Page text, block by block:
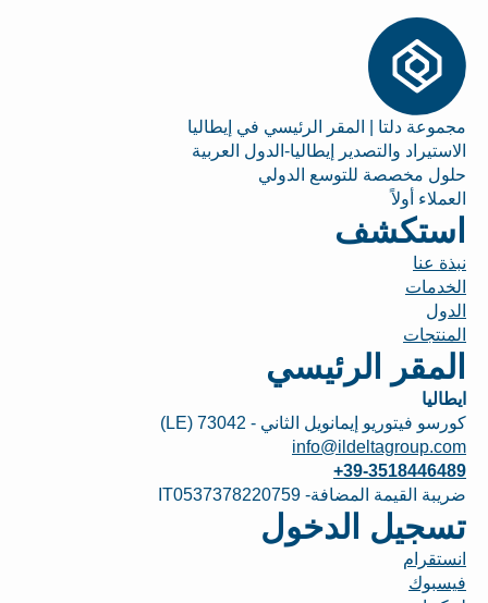
مجموعة دلتا | المقر الرئيسي في إيطاليا
الاستيراد والتصدير إيطاليا-الدول العربية
حلول مخصصة للتوسع الدولي
العملاء أولاً
استكشف
نبذة عنا
الخدمات
الدول
المنتجات
المقر الرئيسي
ايطاليا
كورسو فيتوريو إيمانويل الثاني - 73042 (LE)
info@ildeltagroup.com
+39-3518446489
ضريبة القيمة المضافة- IT0537378220759
تسجيل الدخول
انستقرام
فيسبوك